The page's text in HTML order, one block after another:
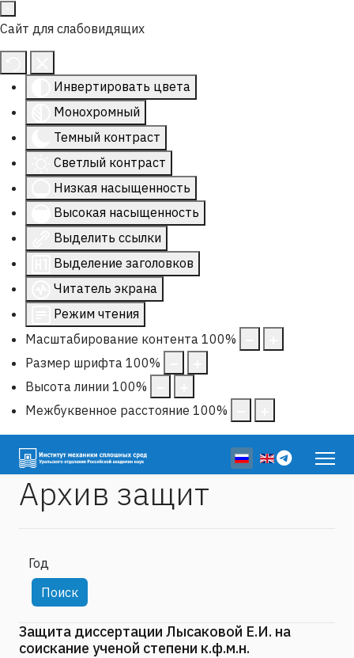
Сайт для слабовидящих
Инвертировать цвета
Монохромный
Темный контраст
Светлый контраст
Низкая насыщенность
Высокая насыщенность
Выделить ссылки
Выделение заголовков
Читатель экрана
Режим чтения
Масштабирование контента 100%
Размер шрифта 100%
Высота линии 100%
Межбуквенное расстояние 100%
Выберите язык
Архив защит
Кол-во строк:
Поиск
Защита диссертации Лысаковой Е.И. на
соискание ученой степени к.ф.м.н.